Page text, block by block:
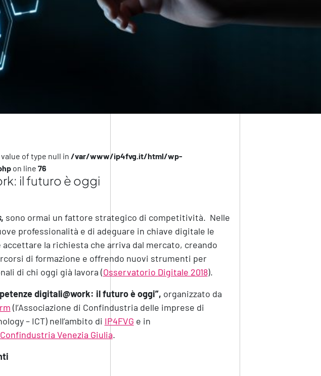
of type null in /var/www/ip4fvg.it/html/wp-
on line 76
il futuro è oggi
, sono ormai un fattore strategico di competitività. Nelle
professionalità e di adeguare in chiave digitale le
la richiesta che arriva dal mercato, creando
di formazione e offrendo nuovi strumenti per
di chi oggi già lavora (Osservatorio Digitale 2018).
digitali@work: il futuro è oggi”, organizzato da
(l’Associazione di Confindustria delle imprese di
– ICT) nell’ambito di IP4FVG e in
Confindustria Venezia Giulia.